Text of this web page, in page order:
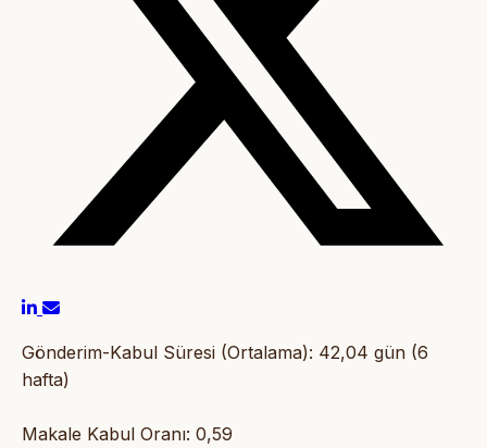
Gönderim-Kabul Süresi (Ortalama): 42,04 gün (6
hafta)
Makale Kabul Oranı: 0,59